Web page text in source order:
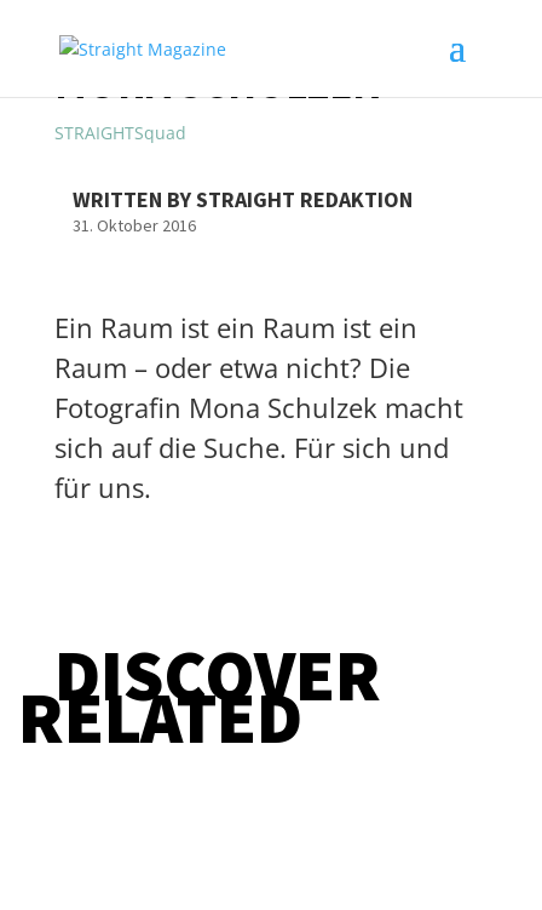
MONA SCHULZEK
STRAIGHTSquad
WRITTEN BY STRAIGHT REDAKTION
31. Oktober 2016
Ein Raum ist ein Raum ist ein
Raum – oder etwa nicht? Die
Fotografin Mona Schulzek macht
sich auf die Suche. Für sich und
für uns.
DISCOVER
RELATED